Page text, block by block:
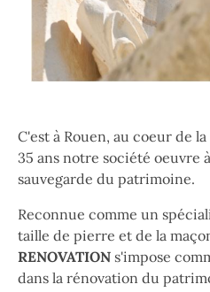
C'est à Rouen, au coeur de
35 ans notre société oeuvre
sauvegarde du patrimoine.
Reconnue comme un
taille de pierre et de la
RENOVATION s'impose
dans la rénovation du